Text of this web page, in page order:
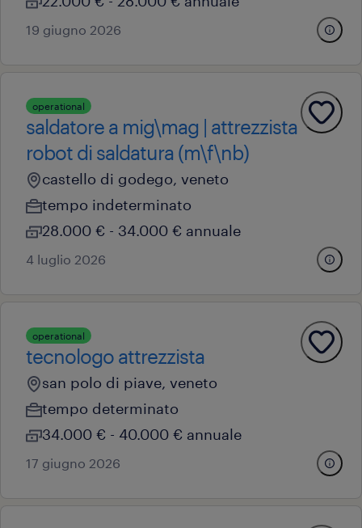
19 giugno 2026
operational
saldatore a mig\mag | attrezzista
robot di saldatura (m\f\nb)
castello di godego, veneto
tempo indeterminato
28.000 € - 34.000 € annuale
4 luglio 2026
operational
tecnologo attrezzista
san polo di piave, veneto
tempo determinato
34.000 € - 40.000 € annuale
17 giugno 2026